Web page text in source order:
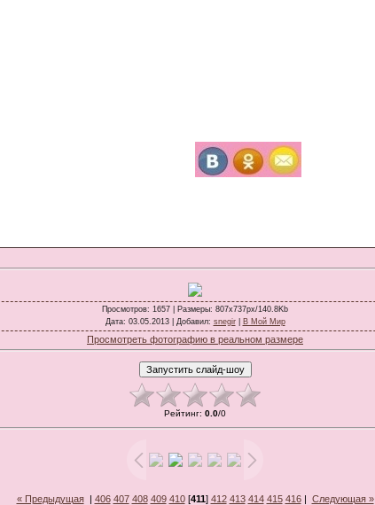
Просмотров: 1657 | Размеры: 807x737px/140.8Kb
Дата: 03.05.2013 | Добавил: snegir| В Мой Мир
Просмотреть фотографию в реальном размере
Рейтинг: 0.0/0
« Предыдущая| 406 407 408 409 410[411] 412 413 414 415 416| Следующая »